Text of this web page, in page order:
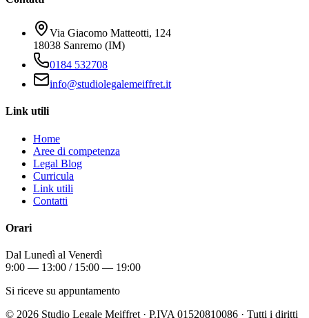
Via Giacomo Matteotti, 124
18038 Sanremo (IM)
0184 532708
info@studiolegalemeiffret.it
Link utili
Home
Aree di competenza
Legal Blog
Curricula
Link utili
Contatti
Orari
Dal Lunedì al Venerdì
9:00 — 13:00 / 15:00 — 19:00
Si riceve su appuntamento
© 2026 Studio Legale Meiffret · P.IVA 01520810086 · Tutti i diritti